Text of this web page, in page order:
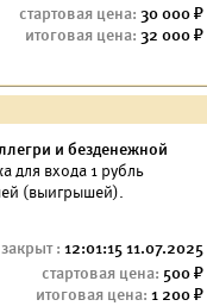
30 000
32 000
и безденежной
для входа 1 рубль
(выигрышей).
12:01:15 11.07.2025
500
1 200